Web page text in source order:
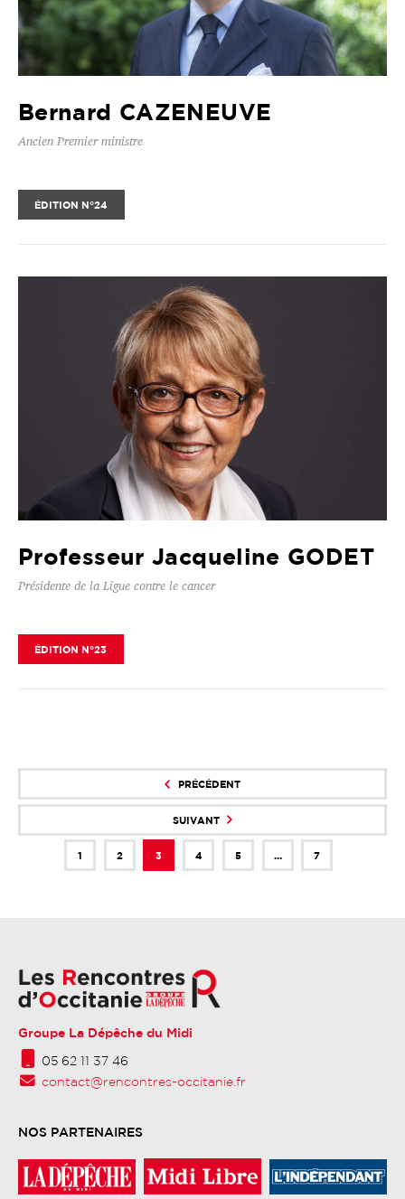
Bernard CAZENEUVE
Ancien Premier ministre
ÉDITION N°24
Professeur Jacqueline GODET
Présidente de la Ligue contre le cancer
ÉDITION N°23
PRÉCÉDENT
1 2 3 4 5 … 7
SUIVANT
Groupe La Dépêche du Midi
05 62 11 37 46
contact@rencontres-occitanie.fr
NOS PARTENAIRES